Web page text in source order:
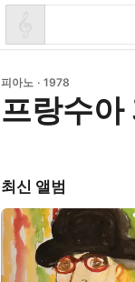
피아노 · 1978
프랑수아
최신 앨범